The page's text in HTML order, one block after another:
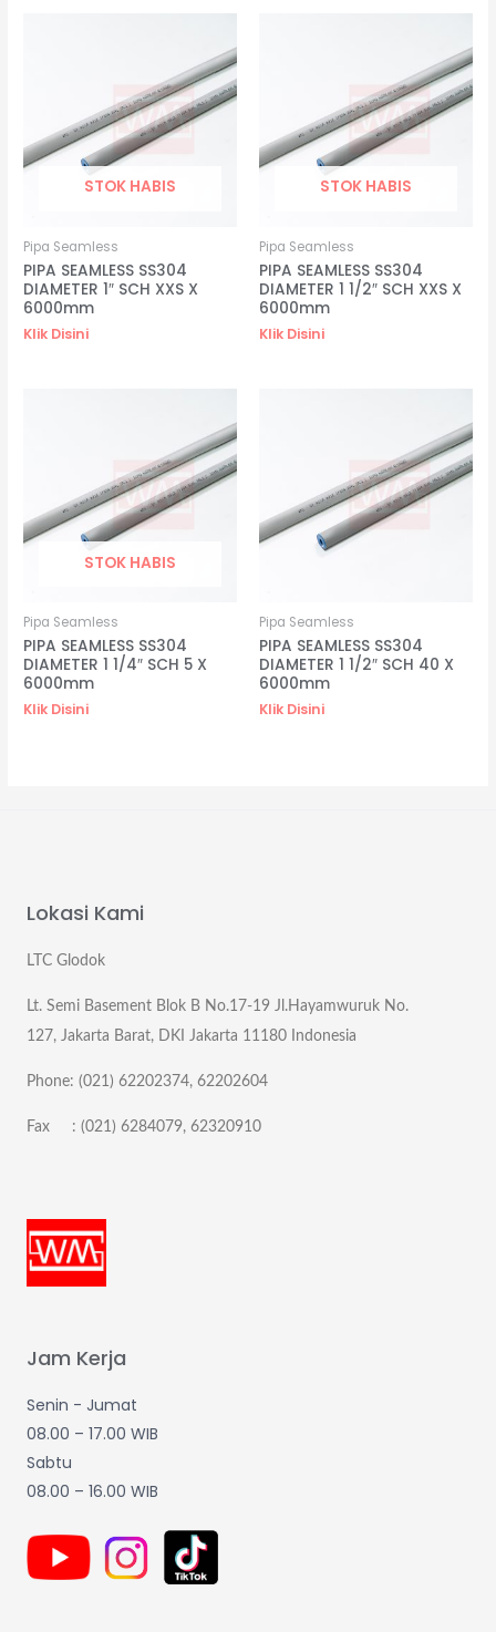
STOK HABIS
Pipa Seamless
PIPA SEAMLESS SS304
DIAMETER 1″ SCH XXS X
6000mm
Klik Disini
STOK HABIS
Pipa Seamless
PIPA SEAMLESS SS304
DIAMETER 1 1/2″ SCH XXS X
6000mm
Klik Disini
STOK HABIS
Pipa Seamless
PIPA SEAMLESS SS304
DIAMETER 1 1/4″ SCH 5 X
6000mm
Klik Disini
Pipa Seamless
PIPA SEAMLESS SS304
DIAMETER 1 1/2″ SCH 40 X
6000mm
Klik Disini
Lokasi Kami
LTC Glodok
Lt. Semi Basement Blok B No.17-19 Jl.Hayamwuruk No.
127, Jakarta Barat, DKI Jakarta 11180 Indonesia
Phone: (021) 62202374, 62202604
Fax : (021) 6284079, 62320910
Jam Kerja
Senin - Jumat
08.00 – 17.00 WIB
Sabtu
08.00 – 16.00 WIB